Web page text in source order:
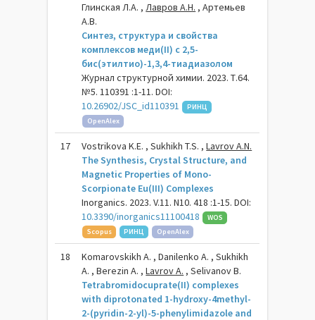
Глинская Л.А. ,Лавров А.Н. , Артемьев
A.В.
Синтез, структура и свойства
комплексов меди(II) с 2,5-
бис(этилтио)-1,3,4-тиадиазолом
Журнал структурной химии. 2023. Т.64.
№5. 110391 :1-11. DOI:
10.26902/JSC_id110391
РИНЦ
OpenAlex
17 Vostrikova K.E. , Sukhikh T.S. ,Lavrov A.N.
The Synthesis, Crystal Structure, and
Magnetic Properties of Mono-
Scorpionate Eu(III) Complexes
Inorganics. 2023. V.11. N10. 418 :1-15. DOI:
10.3390/inorganics11100418
WOS
Scopus
РИНЦ OpenAlex
18
Komarovskikh A. , Danilenko A. , Sukhikh
A. , Berezin A. ,Lavrov A. , Selivanov B.
Tetrabromidocuprate(II) complexes
with diprotonated 1-hydroxy-4methyl-
2-(pyridin-2-yl)-5-phenylimidazole and